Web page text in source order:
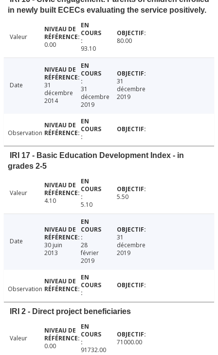
in newly built ECECs evaluating the service positively.
Valeur
0.00
93.10
80.00
Date
31
décembre
2014
31
décembre
2019
31
décembre
2019
Observation
IRI 17 - Basic Education Development Index - in
grades 2-5
Valeur
4.10
5.10
5.50
Date
30 juin
2013
28
février
2019
31
décembre
2019
Observation
IRI 2 - Direct project beneficiaries
Valeur
0.00
91732.00
71000.00